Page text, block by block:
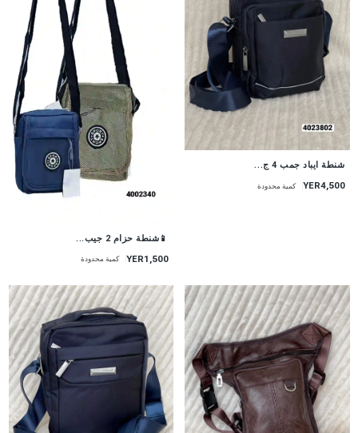
شنطة ايباد جمب 4 ج...
YER4,500 كمية محدودة
📱شنطة حزام 2 جيب...
YER1,500 كمية محدودة